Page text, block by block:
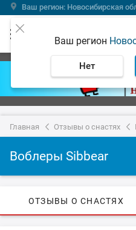
Ваш регион: Новосибирская
Ваш регион
Нет
Главная Отзывы о снастях
Воблеры Sibbear
ОТЗЫВЫ О СНАСТЯХ